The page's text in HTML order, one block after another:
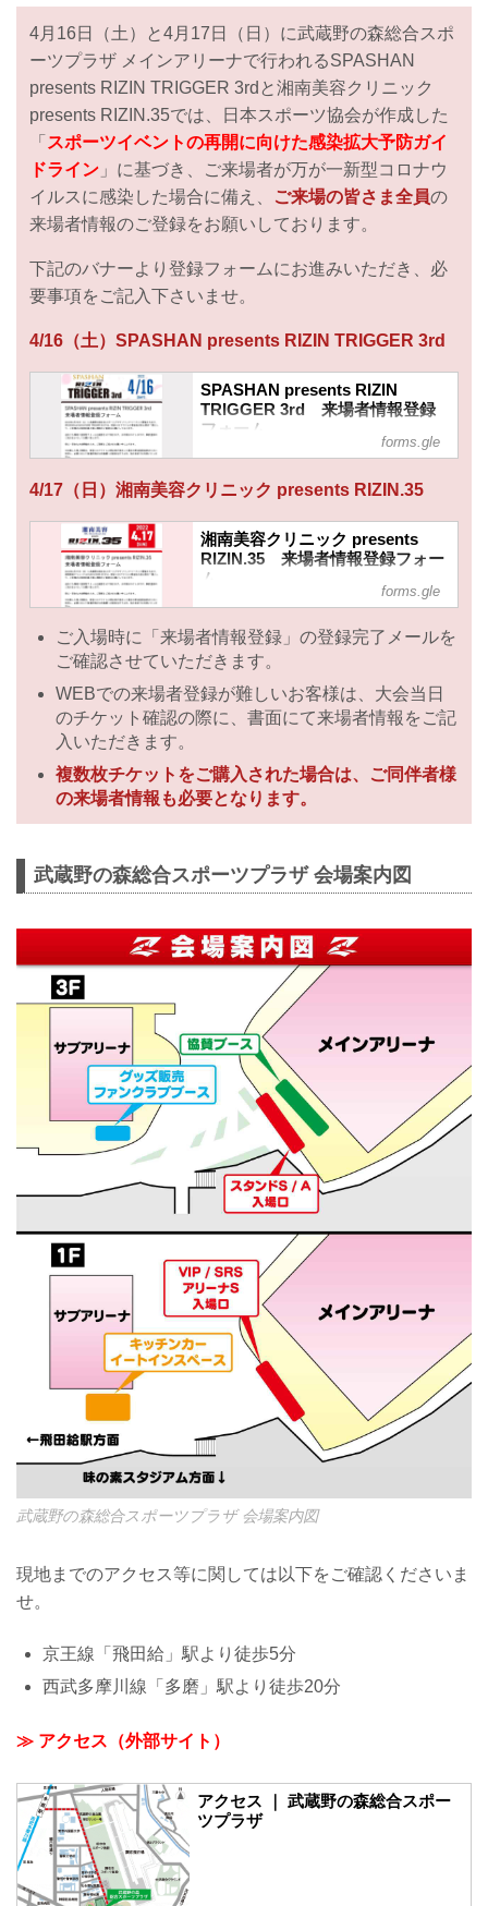
4月16日（土）と4月17日（日）に武蔵野の森総合スポ
ーツプラザ メインアリーナで行われるSPASHAN
presents RIZIN TRIGGER 3rdと湘南美容クリニック
presents RIZIN.35では、日本スポーツ協会が作成した
「 スポーツイベントの再開に向けた感染拡大予防ガイ
ドライン 」に基づき、ご来場者が万が一新型コロナウ
イルスに感染した場合に備え、
ご来場の皆さま全員の
来場者情報のご登録をお願いしております。
下記のバナーより登録フォームにお進みいただき、必
要事項をご記入下さいませ。
4/16（土）SPASHAN presents RIZIN TRIGGER 3rd
SPASHAN presents RIZIN
TRIGGER 3rd 来場者情報登録
フォーム
2022年4月16日（土）に武蔵野の森総
合スポーツプラザ メインアリーナにて
開催されます、SPASHAN presents
RIZIN TRIGGER 3rdでは、新型コロナ
ウイルス感染拡大防止策の一環とし
て、ご来場のお客様全員の個人情報の
ご登録をお願いしております。
当日ご入場時に登録完了メールを確認
が、事前登録のご協力をよろしくお願
い致します。
安心・安全な大会開催のため、ご理解
とご協力をお願い申し上げます。
※収集した個人情報は、新型コロナウ
forms.gle
4/17（日）湘南美容クリニック presents RIZIN.35
湘南美容クリニック presents
RIZIN.35 来場者情報登録フォー
ム
2022年4月17日（日）に武蔵野の森総
合スポーツプラザ メインアリーナにて
開催されます、湘南美容クリニック
presents RIZIN.35では、新型コロナウ
イルス感染拡大防止策の一環として、
ご来場のお客様全員の個人情報のご登
録をお願いしております。
させて頂きます。お手数おかけします
が、事前登録のご協力をよろしくお願
※収集した個人情報は、新型コロナウ
イルス感染者が発...
forms.gle
ご入場時に「来場者情報登録」の登録完了メールを
ご確認させていただきます。
WEBでの来場者登録が難しいお客様は、大会当日
のチケット確認の際に、書面にて来場者情報をご記
入いただきます。
複数枚チケットをご購入された場合は、ご同伴者様
の来場者情報も必要となります。
武蔵野の森総合スポーツプラザ 会場案内図
武蔵野の森総合スポーツプラザ 会場案内図
現地までのアクセス等に関しては以下をご確認くださいま
せ。
京王線「飛田給」駅より徒歩5分
西武多摩川線「多磨」駅より徒歩20分
≫ アクセス（外部サイト）
アクセス ｜ 武蔵野の森総合スポー
ツプラザ